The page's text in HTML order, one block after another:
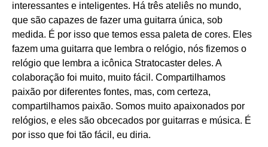
interessantes e inteligentes. Há três ateliês no mundo,
que são capazes de fazer uma guitarra única, sob
medida. É por isso que temos essa paleta de cores. Eles
fazem uma guitarra que lembra o relógio, nós fizemos o
relógio que lembra a icônica Stratocaster deles. A
colaboração foi muito, muito fácil. Compartilhamos
paixão por diferentes fontes, mas, com certeza,
compartilhamos paixão. Somos muito apaixonados por
relógios, e eles são obcecados por guitarras e música. É
por isso que foi tão fácil, eu diria.